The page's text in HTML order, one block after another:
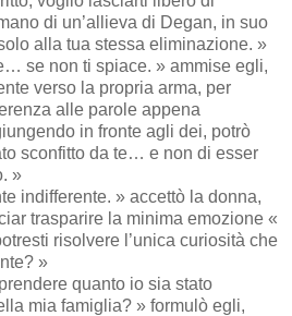
di un’allieva di Degan, in suo
alla tua stessa eliminazione. »
se non ti spiace. » ammise egli,
verso la propria arma, per
alle parole appena
in fronte agli dei, potrò
sconfitto da te… e non di esser
»
indifferente. » accettò la donna,
trasparire la minima emozione «
risolvere l’unica curiosità che
»
quanto io sia stato
mia famiglia? » formulò egli,